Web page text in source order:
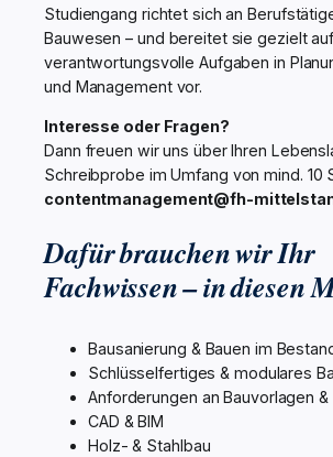
Studiengang richtet sich an
Bauwesen – und bereitet sie gezielt auf
verantwortungsvolle Aufgaben in
und Management vor.
Interesse oder Fragen?
Dann freuen wir uns über Ihren
Schreibprobe im Umfang von mind. 10
contentmanagement@fh-
Dafür brauchen wir Ihr
Fachwissen – in diesen
Bausanierung & Bauen im
Schlüsselfertiges & modulares
Anforderungen an Bauvorlagen
CAD & BIM
Holz- & Stahlbau